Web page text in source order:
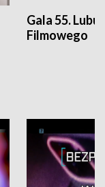
Gala 55.
Filmowego